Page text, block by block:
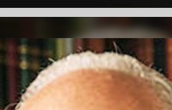
Video-
Player